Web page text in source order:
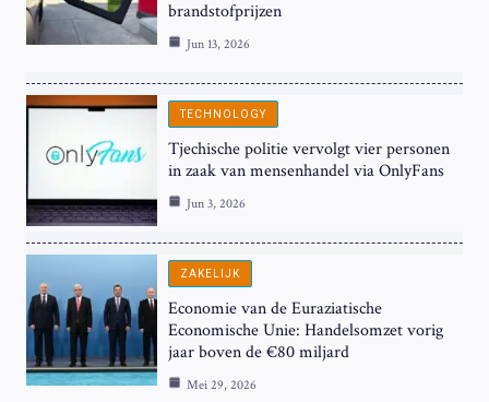
brandstofprijzen
Jun 13, 2026
TECHNOLOGY
Tjechische politie vervolgt vier personen
in zaak van mensenhandel via OnlyFans
Jun 3, 2026
ZAKELIJK
Economie van de Euraziatische
Economische Unie: Handelsomzet vorig
jaar boven de €80 miljard
Mei 29, 2026